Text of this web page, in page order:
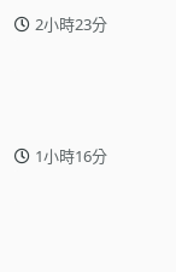
2小時23分
1小時16分